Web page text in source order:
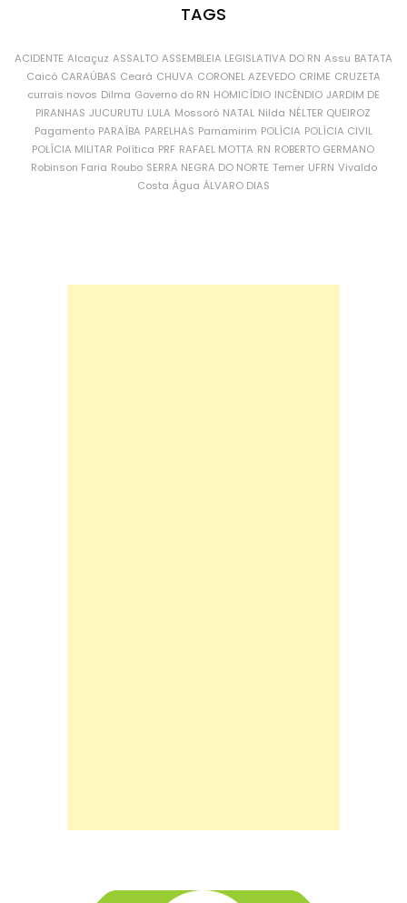
TAGS
ACIDENTE Alcaçuz ASSALTO ASSEMBLEIA LEGISLATIVA DO RN Assu BATATA
Caicó CARAÚBAS Ceará CHUVA CORONEL AZEVEDO CRIME CRUZETA
currais novos Dilma Governo do RN HOMICÍDIO INCÊNDIO JARDIM DE
PIRANHAS JUCURUTU LULA Mossoró NATAL Nilda NÉLTER QUEIROZ
Pagamento PARAÍBA PARELHAS Parnamirim POLÍCIA POLÍCIA CIVIL
POLÍCIA MILITAR Política PRF RAFAEL MOTTA RN ROBERTO GERMANO
Robinson Faria Roubo SERRA NEGRA DO NORTE Temer UFRN Vivaldo
Costa Água ÁLVARO DIAS